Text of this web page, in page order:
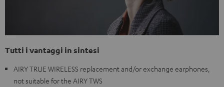
Tutti i vantaggi in sintesi
AIRY TRUE WIRELESS replacement and/or exchange earphones,
not suitable for the AIRY TWS